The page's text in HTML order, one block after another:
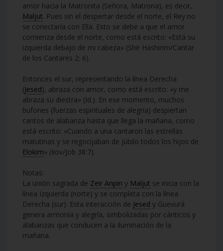
amor hacia la Matronita (Señora, Matrona), es decir,
Maljut. Pues sin el despertar desde el norte, el Rey no
se conectaría con Ella. Esto se debe a que el amor
comienza desde el norte, como está escrito: «Está su
izquierda debajo de mi cabeza» (Shir Hashirim/Cantar
de los Cantares 2: 6).
Entonces el sur, representando la línea Derecha
(Jesed), abraza con amor, como está escrito: «y me
abraza su diestra» (Id.). En ese momento, muchos
bufones (fuerzas espirituales de alegría) despiertan
cantos de alabanza hasta que llega la mañana, como
está escrito: «Cuando a una cantaron las estrellas
matutinas y se regocijaban de júbilo todos los hijos de
Elokim» (Iiov/Job 38:7).
Notas:
La unión sagrada de Zeir Anpin y Maljut se inicia con la
línea Izquierda (norte) y se completa con la línea
Derecha (sur). Esta interacción de Jesed y Guevurá
genera armonía y alegría, simbolizadas por cánticos y
alabanzas que conducen a la iluminación de la
mañana.